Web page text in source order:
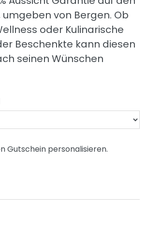
umgeben von Bergen. Ob
oder Kulinarische
Beschenkte kann diesen
seinen Wünschen
Gutschein personalisieren.